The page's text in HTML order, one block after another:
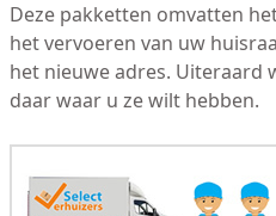
Deze pakketten omvatten
het vervoeren van uw
het nieuwe adres. Uiteraard
daar waar u ze wilt hebben.